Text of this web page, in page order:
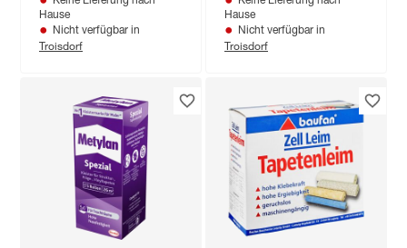
Hause
Nicht verfügbar in
Troisdorf
Hause
Nicht verfügbar in
Troisdorf